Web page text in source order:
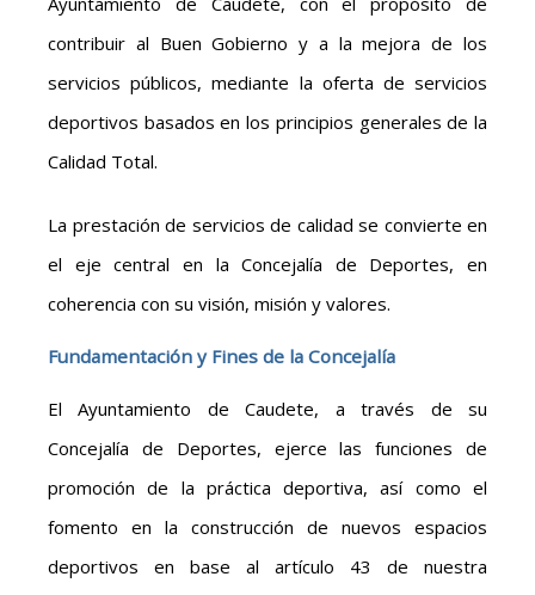
contribuir al Buen Gobierno y a la mejora de los
servicios públicos, mediante la oferta de servicios
deportivos basados en los principios generales de la
Calidad Total.
La prestación de servicios de calidad se convierte en
el eje central en la Concejalía de Deportes, en
coherencia con su visión, misión y valores.
Fundamentación y Fines de la Concejalía
El Ayuntamiento de Caudete, a través de su
Concejalía de Deportes, ejerce las funciones de
promoción de la práctica deportiva, así como el
fomento en la construcción de nuevos espacios
deportivos en base al artículo 43 de nuestra